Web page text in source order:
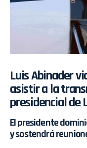
Luis Abinader
asistir a la
presidencial de
El presidente
y sostendrá